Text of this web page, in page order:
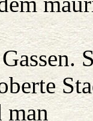
man